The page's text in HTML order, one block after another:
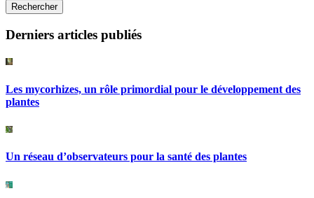
Rechercher
Derniers articles publiés
Les mycorhizes, un rôle primordial pour le développement des
plantes
Un réseau d’observateurs pour la santé des plantes